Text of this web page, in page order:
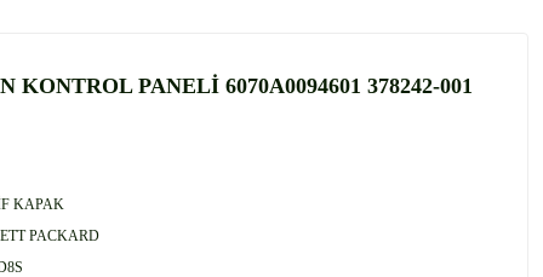
KONTROL PANELİ 6070A0094601 378242-001
KAPAK
PACKARD